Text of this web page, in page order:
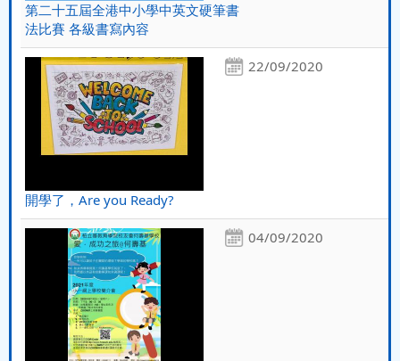
第二十五屆全港中小學中英文硬筆書
法比賽 各級書寫內容
22/09/2020
開學了，Are you Ready?
04/09/2020